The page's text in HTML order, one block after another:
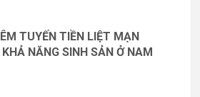
TUYẾN TIỀN LIỆT MẠN
NĂNG SINH SẢN Ở NAM